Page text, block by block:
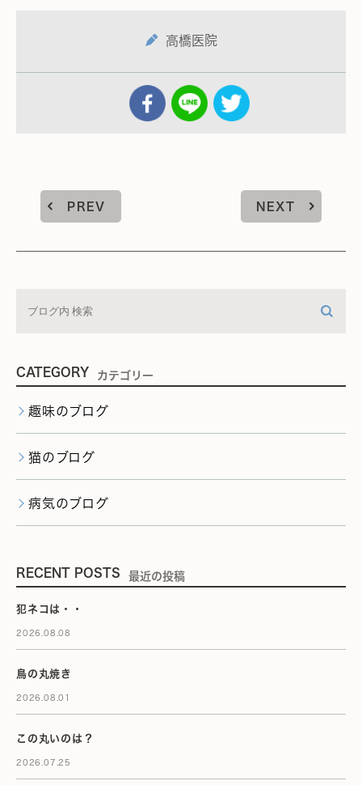
高橋医院
PREV NEXT
CATEGORY カテゴリー
趣味のブログ
猫のブログ
病気のブログ
RECENT POSTS 最近の投稿
犯ネコは・・
2026.08.08
鳥の丸焼き
2026.08.01
この丸いのは？
2026.07.25